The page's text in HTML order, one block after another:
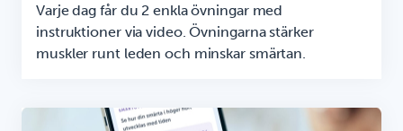
Varje dag får du 2 enkla övningar med
instruktioner via video. Övningarna stärker
muskler runt leden och minskar smärtan.